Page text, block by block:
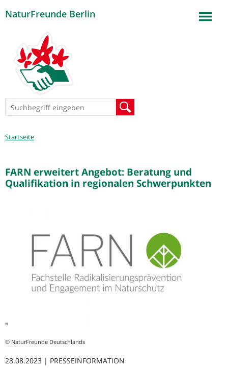
NaturFreunde Berlin
Suchformular
Sie
Startseite
FARN erweitert Angebot: Beratung und
Qualifikation in regionalen Schwerpunkten
© NaturFreunde Deutschlands
28.08.2023 | PRESSEINFORMATION